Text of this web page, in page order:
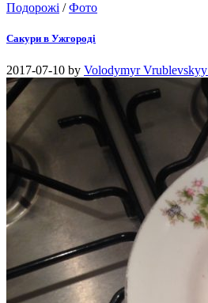
Подорожі /Фото
Сакури в Ужгороді
2017-07-10 by Volodymyr Vrublevskyy